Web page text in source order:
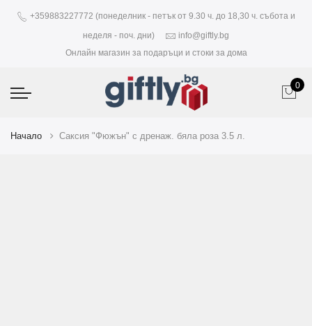
+359883227772 (понеделник - петък от 9.30 ч. до 18,30 ч. събота и
неделя - поч. дни)
info@giftly.bg
Онлайн магазин за подаръци и стоки за дома
0
Начало Саксия "Фюжън" с дренаж. бяла роза 3.5 л.